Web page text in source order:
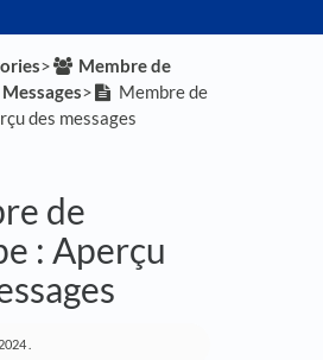
​>​
​Membre de
​Messages​>​
Membre de
des messages
de
: Aperçu